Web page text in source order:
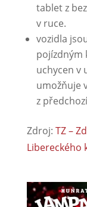
tablet z
v ruce.
vozidla
pojízdným
uchycen v
umožňuje
z
Zdroj: TZ –
Libereckého